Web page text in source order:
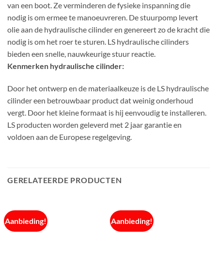
van een boot. Ze verminderen de fysieke inspanning die
nodig is om ermee te manoeuvreren. De stuurpomp levert
olie aan de hydraulische cilinder en genereert zo de kracht die
nodig is om het roer te sturen. LS hydraulische cilinders
bieden een snelle, nauwkeurige stuur reactie.
Kenmerken hydraulische cilinder:
Door het ontwerp en de materiaalkeuze is de LS hydraulische
cilinder een betrouwbaar product dat weinig onderhoud
vergt. Door het kleine formaat is hij eenvoudig te installeren.
LS producten worden geleverd met 2 jaar garantie en
voldoen aan de Europese regelgeving.
GERELATEERDE PRODUCTEN
Aanbieding! Aanbieding!